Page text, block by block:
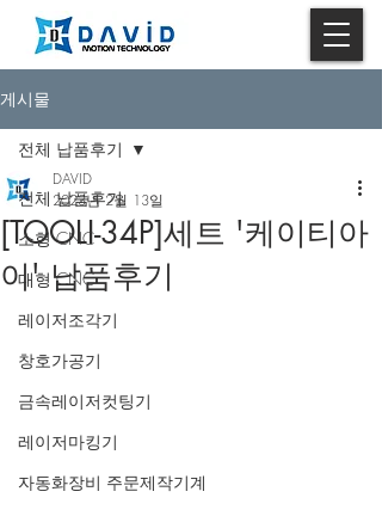
게시물
전체 납품후기
소형 CNC
대형 CNC
레이저조각기
창호가공기
금속레이저컷팅기
레이저마킹기
자동화장비 주문제작기계
전체 납품후기
[TOOLI-34P]세트 '케이티아
이' 납품후기
DAVID
2023년 2월 13일